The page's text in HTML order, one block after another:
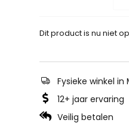
Dit product is nu niet
Fysieke winkel
12+ jaar ervaring
Veilig betalen